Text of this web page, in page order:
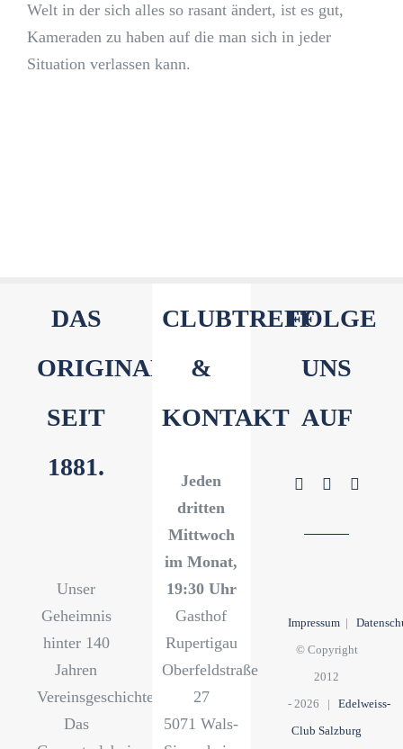
Welt in der sich alles so rasant ändert, ist es gut,
Kameraden zu haben auf die man sich in jeder
Situation verlassen kann.
DAS
ORIGINAL
SEIT
1881.
Unser
Geheimnis
hinter 140
Jahren
Vereinsgeschichte?
Das
CLUBTREFF
&
KONTAKT
Jeden
dritten
Mittwoch
im Monat,
19:30 Uhr
Gasthof
Rupertigau
Oberfeldstraße
27
5071 Wals-
FOLGE
UNS
AUF
Impressum|
© Copyright
2012
- 2026 | Edelweiss-
Club Salzburg